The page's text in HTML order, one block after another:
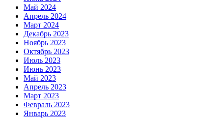
Май 2024
Апрель 2024
Март 2024
Декабрь 2023
Ноябрь 2023
Октябрь 2023
Июль 2023
Июнь 2023
Май 2023
Апрель 2023
Март 2023
Февраль 2023
Январь 2023